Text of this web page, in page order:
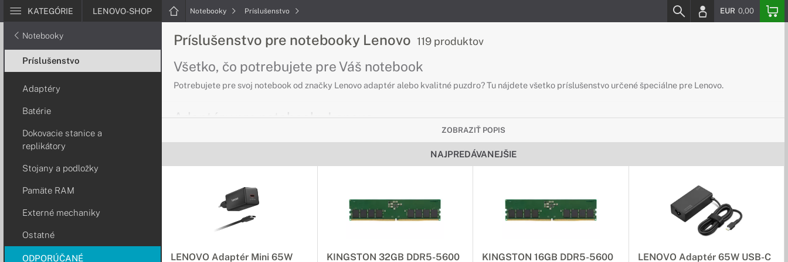
KATEGÓRIE LENOVO-SHOP Notebooky Príslušenstvo EUR 0,00
Notebooky
Príslušenstvo
Adaptéry
Batérie
Dokovacie stanice a
replikátory
Stojany a podložky
Pamäte RAM
Externé mechaniky
Ostatné
ODPORÚČANÉ
Príslušenstvo pre notebooky Lenovo 119 produktov
Všetko, čo potrebujete pre Váš notebook
Potrebujete pre svoj notebook od značky Lenovo adaptér alebo kvalitné puzdro? Tu nájdete všetko príslušenstvo určené špeciálne pre Lenovo.
Adaptéry pre notebooky Lenovo
Ak potrebujete nový adaptér, máme pre Vás ponuku originálnych adaptérov pre zariadenia Lenovo, ktoré Vám nabijú notebook rýchlo a pohodlne.
Batérie pre notebooky Lenovo
Vysoká výdrž a kvalita
Batérie Lenovo sa vyznačujú dlhou životnosťou, vďaka ktorej vydrží Váš notebook fungovať po celý deň. Vy tak môžte bez obáv pracovať na cestách.
Dokovacie stanice a replikátory pre notebooky Lenovo
ZOBRAZIŤ POPIS
NAJPREDÁVANEJŠIE
LENOVO Adaptér Mini 65W
KINGSTON 32GB DDR5-5600
KINGSTON 16GB DDR5-5600
LENOVO Adaptér 65W USB-C